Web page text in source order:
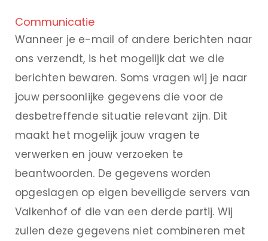
Communicatie
Wanneer je e-mail of andere berichten naar
ons verzendt, is het mogelijk dat we die
berichten bewaren. Soms vragen wij je naar
jouw persoonlijke gegevens die voor de
desbetreffende situatie relevant zijn. Dit
maakt het mogelijk jouw vragen te
verwerken en jouw verzoeken te
beantwoorden. De gegevens worden
opgeslagen op eigen beveiligde servers van
Valkenhof of die van een derde partij. Wij
zullen deze gegevens niet combineren met